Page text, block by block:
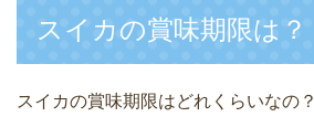
スイカの賞味期限は？
スイカの賞味期限はどれくらいなの？